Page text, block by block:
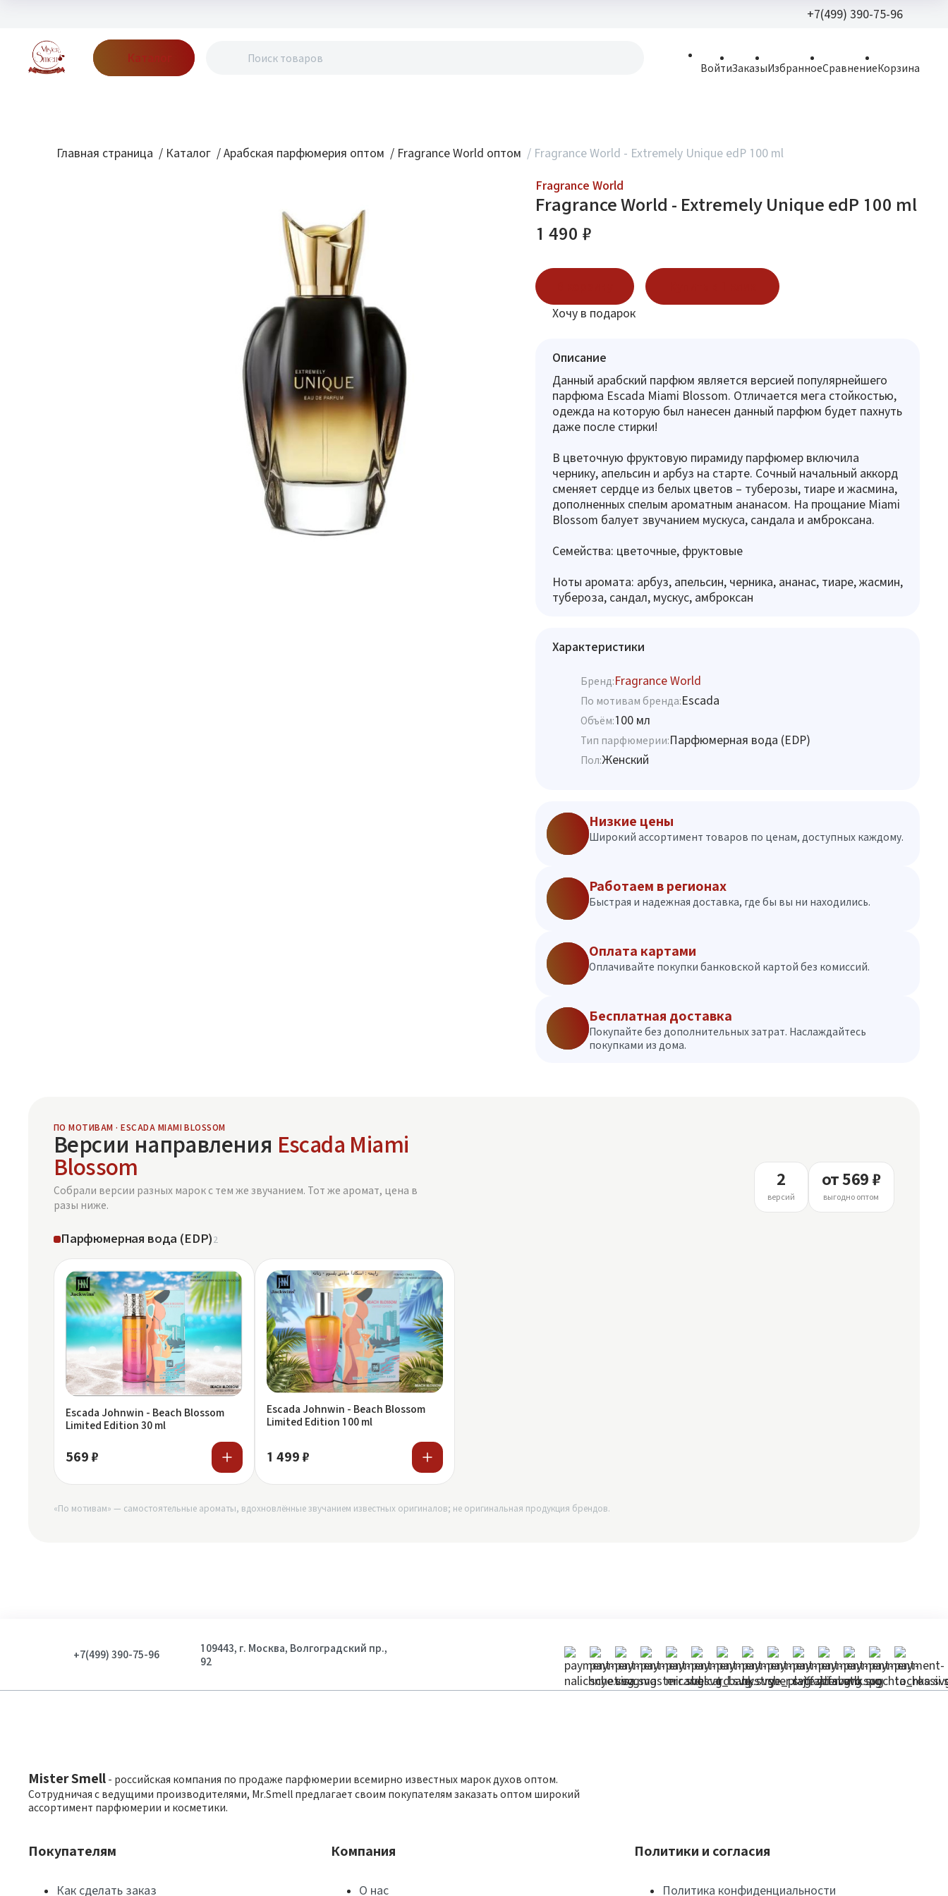
+7(499) 390-75-96
Каталог
ВойтиЗаказыИзбранноеСравнениеКорзина
Главная страница / Каталог / Арабская парфюмерия оптом / Fragrance World оптом / Fragrance World - Extremely Unique edP 100 ml
Fragrance World
Fragrance World - Extremely Unique edP 100 ml
1 490 ₽
Хочу в подарок
Описание
Данный арабский парфюм является версией популярнейшего
парфюма Escada Miami Blossom. Отличается мега стойкостью,
одежда на которую был нанесен данный парфюм будет пахнуть
даже после стирки!
В цветочную фруктовую пирамиду парфюмер включила
чернику, апельсин и арбуз на старте. Сочный начальный аккорд
сменяет сердце из белых цветов – туберозы, тиаре и жасмина,
дополненных спелым ароматным ананасом. На прощание Miami
Blossom балует звучанием мускуса, сандала и амброксана.
Семейства: цветочные, фруктовые
Ноты аромата: арбуз, апельсин, черника, ананас, тиаре, жасмин,
тубероза, сандал, мускус, амброксан
Характеристики
Бренд:Fragrance World
По мотивам бренда:Escada
Объём:100 мл
Тип парфюмерии:Парфюмерная вода (EDP)
Пол:Женский
Низкие цены
Широкий ассортимент товаров по ценам, доступных каждому.
Работаем в регионах
Быстрая и надежная доставка, где бы вы ни находились.
Оплата картами
Оплачивайте покупки банковской картой без комиссий.
Бесплатная доставка
Покупайте без дополнительных затрат. Наслаждайтесь
покупками из дома.
ПО МОТИВАМ · ESCADA MIAMI BLOSSOM
Версии направления Escada Miami
Blossom
Собрали версии разных марок с тем же звучанием. Тот же аромат, цена в
разы ниже.
2
версий
от 569 ₽
выгодно оптом
Парфюмерная вода (EDP)2
Escada Johnwin - Beach Blossom
Limited Edition 30 ml
569 ₽
Escada Johnwin - Beach Blossom
Limited Edition 100 ml
1 499 ₽
«По мотивам» — самостоятельные ароматы, вдохновлённые звучанием известных оригиналов; не оригинальная продукция брендов.
+7(499) 390-75-96
109443, г. Москва, Волгоградский пр.,
92
Mister Smell - российская компания по продаже парфюмерии всемирно известных марок духов оптом.
Сотрудничая с ведущими производителями, Mr.Smell предлагает своим покупателям заказать оптом широкий
ассортимент парфюмерии и косметики.
Покупателям
Как сделать заказ
Компания
О нас
Политики и согласия
Политика конфиденциальности